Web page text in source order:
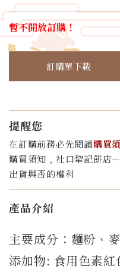
暫不開放訂購！
訂購單下載
提醒您
在訂購前務必先閱讀購買
購買須知﹐社口犂記餅店
出貨與否的權利
產品介紹
主要成分：麵粉、
添加物: 食用色素紅